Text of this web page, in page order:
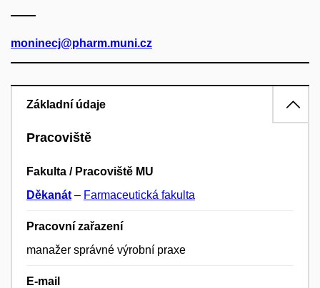
moninecj@pharm.muni.cz
Základní údaje
Pracoviště
Fakulta / Pracoviště MU
Děkanát – Farmaceutická fakulta
Pracovní zařazení
manažer správné výrobní praxe
E-mail